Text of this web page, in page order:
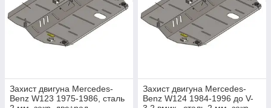
Захист двигуна Mercedes-
Benz W123 1975-1986, сталь
Захист двигуна Mercedes-
Benz W124 1984-1996 до V-